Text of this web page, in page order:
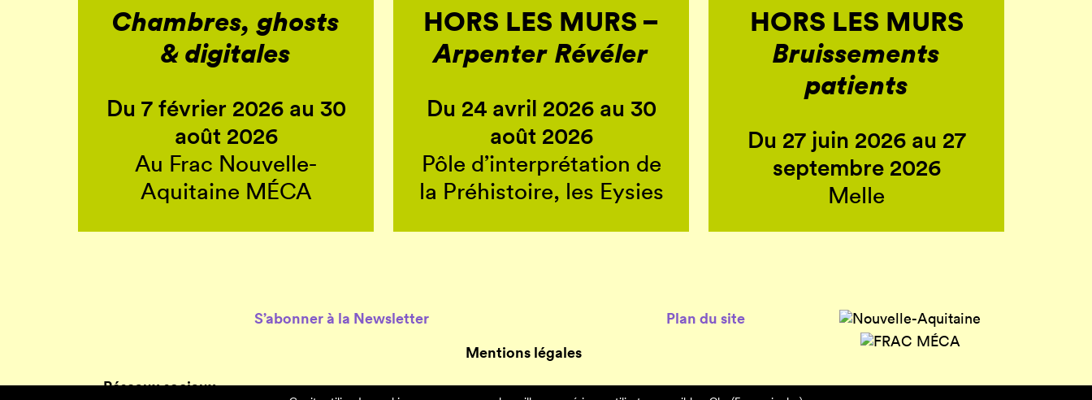
Chambres, ghosts
& digitales
Du 7 février 2026 au 30
août 2026
Au Frac Nouvelle-
Aquitaine MÉCA
HORS LES MURS –
Arpenter Révéler
Du 24 avril 2026 au 30
août 2026
Pôle d’interprétation de
la Préhistoire, les Eysies
HORS LES MURS
Bruissements
patients
Du 27 juin 2026 au 27
septembre 2026
Melle
Réseaux sociaux
S’abonner à la Newsletter
Mentions légales
Plan du site